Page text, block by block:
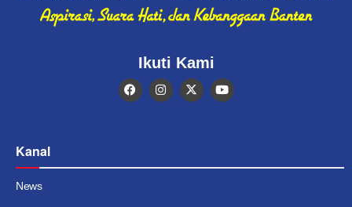
Ikuti Kami
Kanal
News